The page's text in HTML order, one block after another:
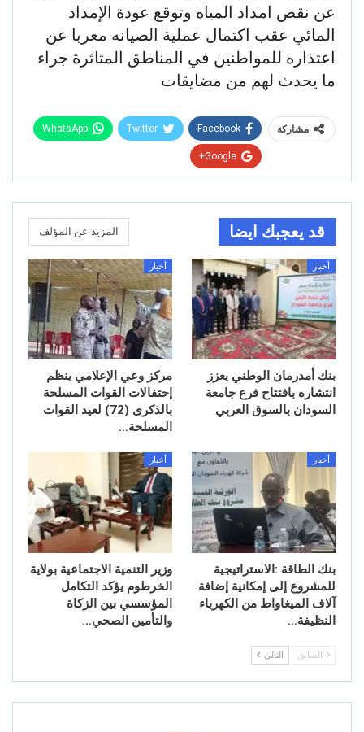
عن نقص امداد المياه وتوقع عودة الإمداد
المائي عقب اكتمال عملية الصيانه معربا عن
اعتذاره للمواطنين في المناطق المتاثرة جراء
ما يحدث لهم من مضايقات
مشاركة Facebook
Twitter
WhatsApp
Google+
قد يعجبك ايضا المزيد عن المؤلف
أخبار
بنك أمدرمان الوطني يعزز
انتشاره بافتتاح فرع جامعة
السودان بالسوق العربي
أخبار
مركز وعي الإعلامي ينظم
إحتفالات القوات المسلحة
بالذكرى (72) لعيد القوات
المسلحة…
أخبار
بنك الطاقة :الاستراتيجية
للمشروع إلى إمكانية إضافة
آلاف الميغاواط من الكهرباء
النظيفة…
أخبار
وزير التنمية الاجتماعية بولاية
الخرطوم يؤكد التكامل
المؤسسي بين الزكاة
والتأمين الصحي…
السابق التالي